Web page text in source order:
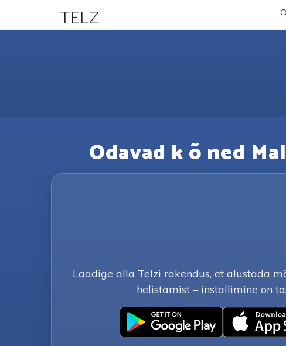
TELZ
Odavad k õ ned
Laadige alla Telzi rakendus, et alustada
helistamist – installimine on